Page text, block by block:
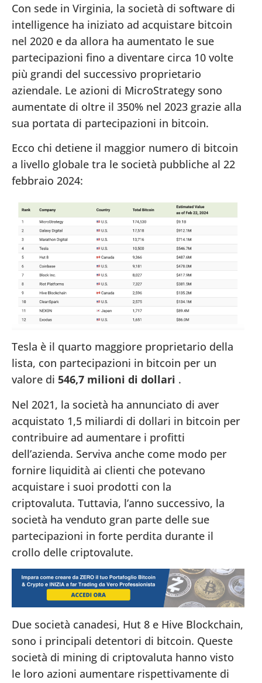
Con sede in Virginia, la società di software di
intelligence ha iniziato ad acquistare bitcoin
nel 2020 e da allora ha aumentato le sue
partecipazioni fino a diventare circa 10 volte
più grandi del successivo proprietario
aziendale. Le azioni di MicroStrategy sono
aumentate di oltre il 350% nel 2023 grazie alla
sua portata di partecipazioni in bitcoin.
Ecco chi detiene il maggior numero di bitcoin
a livello globale tra le società pubbliche al 22
febbraio 2024:
Tesla è il quarto maggiore proprietario della
lista, con partecipazioni in bitcoin per un
valore di 546,7 milioni di dollari .
Nel 2021, la società ha annunciato di aver
acquistato 1,5 miliardi di dollari in bitcoin per
contribuire ad aumentare i profitti
dell’azienda. Serviva anche come modo per
fornire liquidità ai clienti che potevano
acquistare i suoi prodotti con la
criptovaluta. Tuttavia, l’anno successivo, la
società ha venduto gran parte delle sue
partecipazioni in forte perdita durante il
crollo delle criptovalute.
Due società canadesi, Hut 8 e Hive Blockchain,
sono i principali detentori di bitcoin. Queste
società di mining di criptovaluta hanno visto
le loro azioni aumentare rispettivamente di